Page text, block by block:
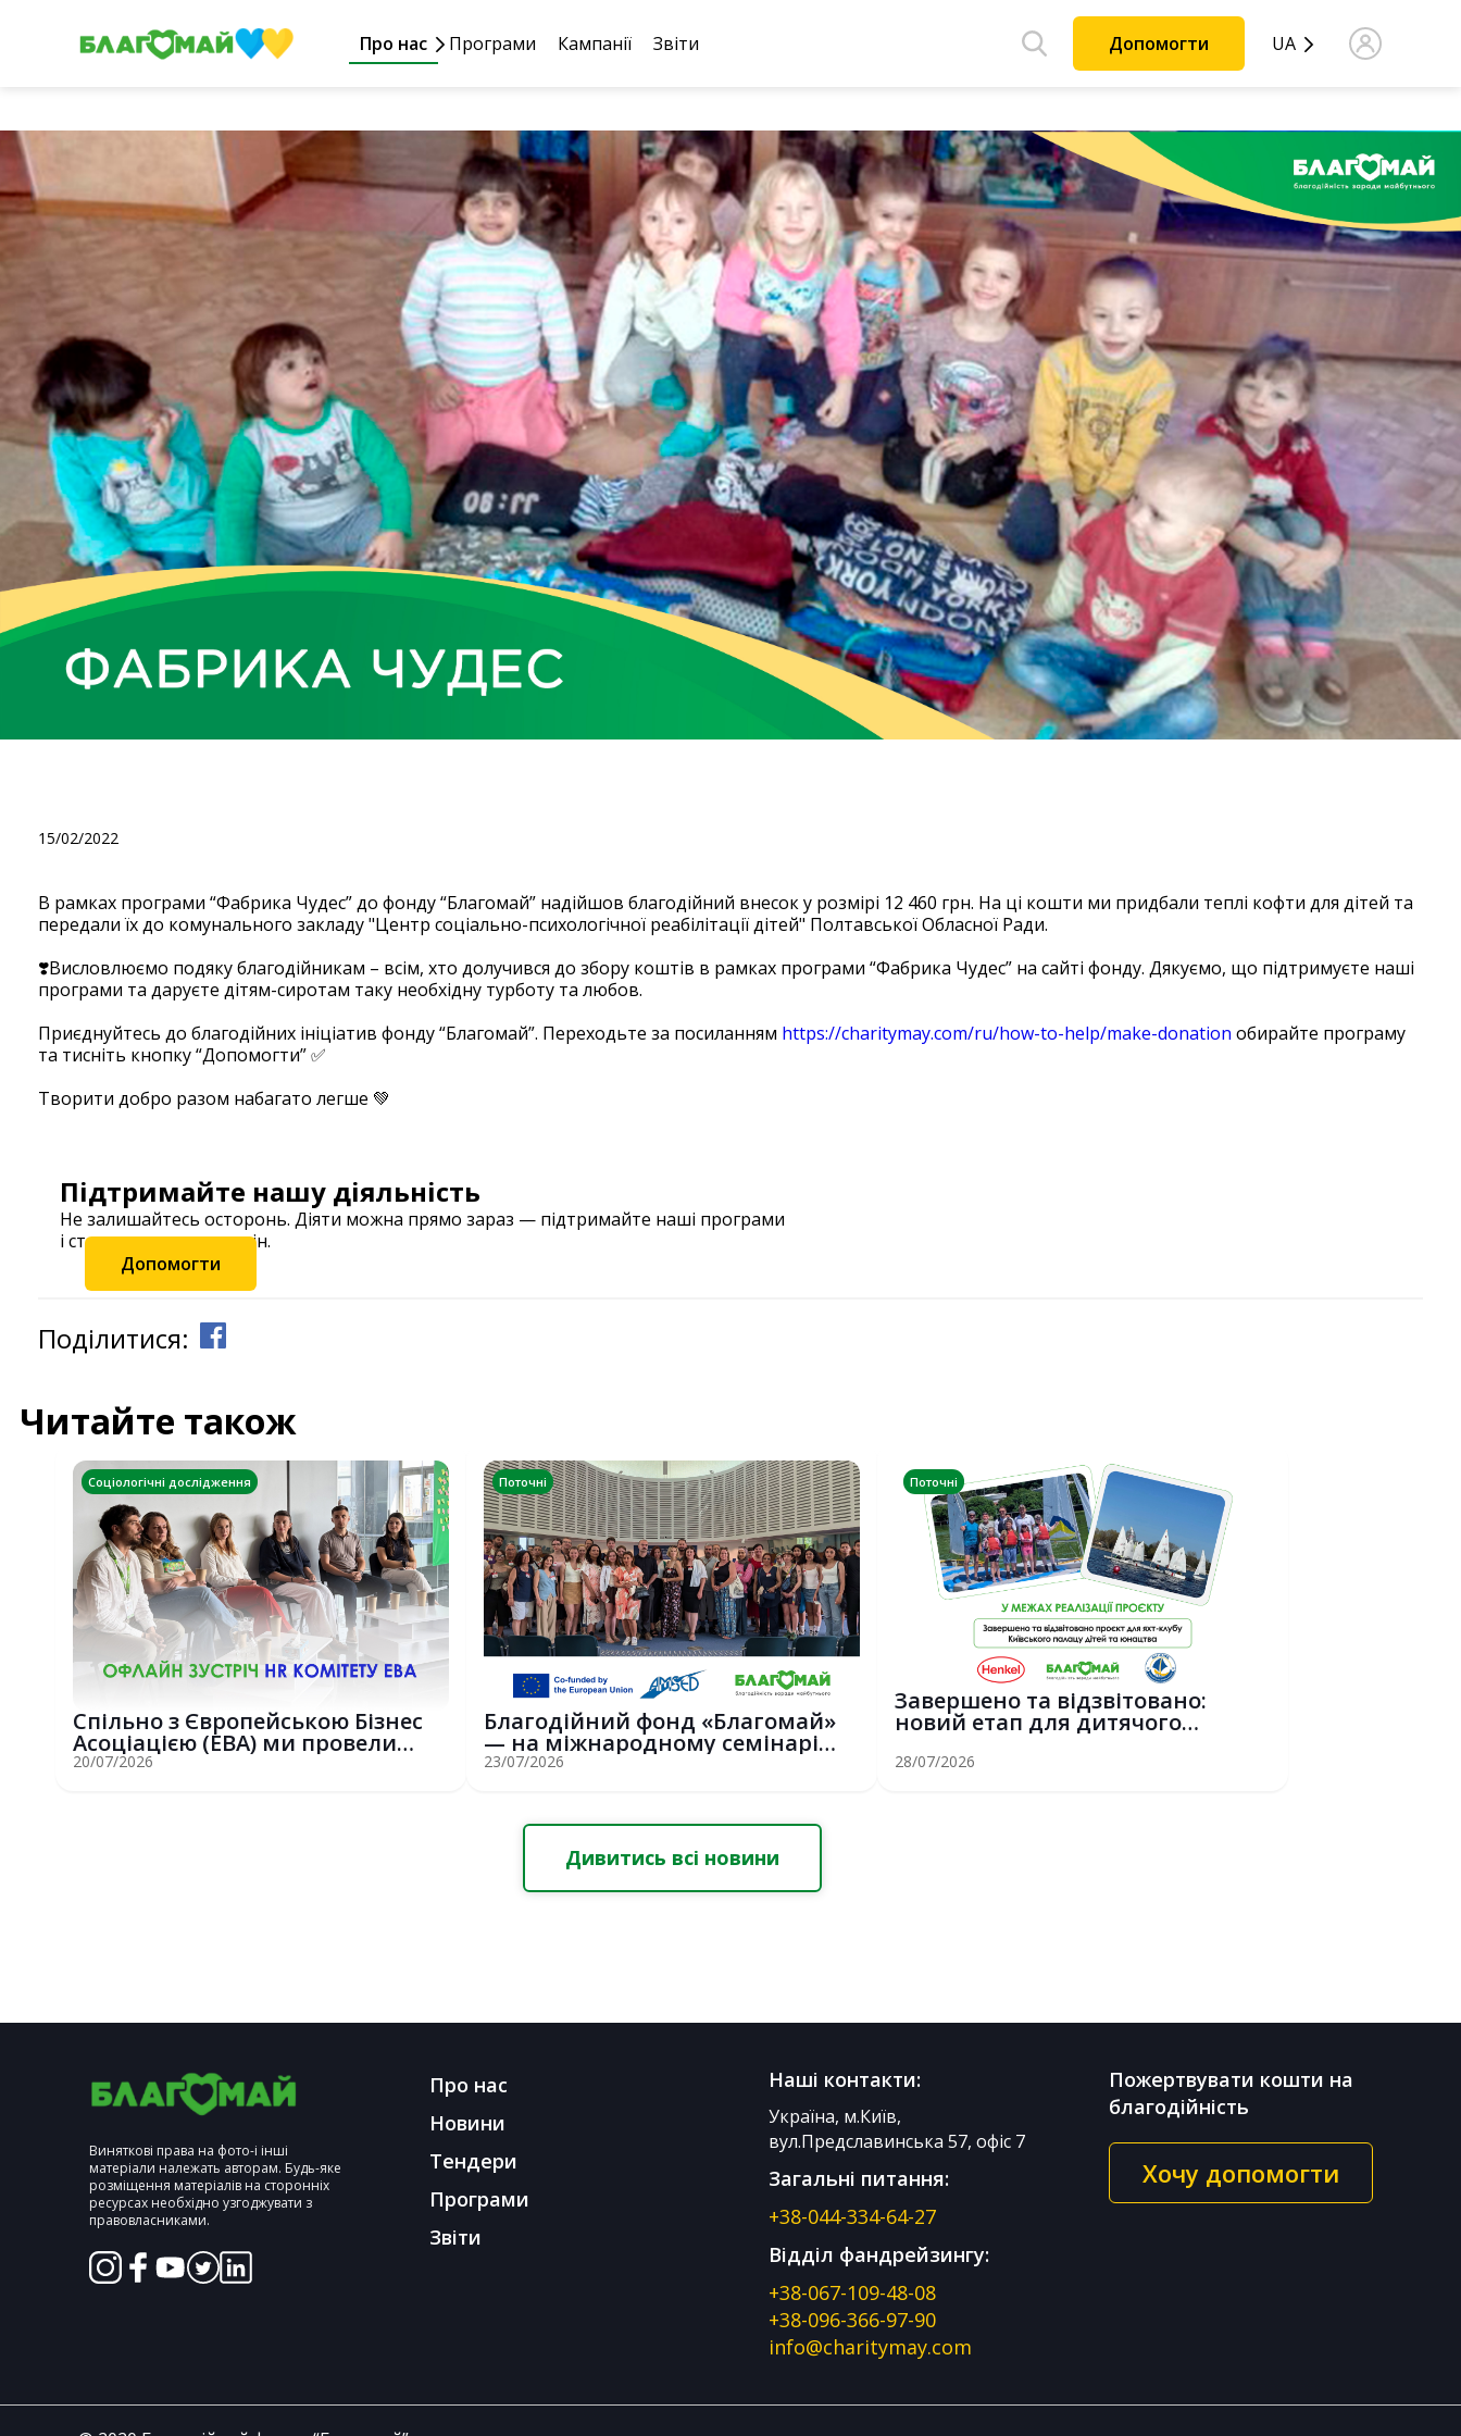
Про нас Програми Кампанії Звіти Допомогти UA
15/02/2022
В рамках програми “Фабрика Чудес” до фонду “Благомай” надійшов благодійний внесок у розмірі 12 460 грн. На ці кошти ми придбали теплі кофти для дітей та
передали їх до комунального закладу "Центр соціально-психологічної реабілітації дітей" Полтавської Обласної Ради.
❣️Висловлюємо подяку благодійникам – всім, хто долучився до збору коштів в рамках програми “Фабрика Чудес” на сайті фонду. Дякуємо, що підтримуєте наші
програми та даруєте дітям-сиротам таку необхідну турботу та любов.
Приєднуйтесь до благодійних ініціатив фонду “Благомай”. Переходьте за посиланням https://charitymay.com/ru/how-to-help/make-donation обирайте програму
та тисніть кнопку “Допомогти” ✅
Творити добро разом набагато легше 💚
Підтримайте нашу діяльність
Не залишайтесь осторонь. Діяти можна прямо зараз — підтримайте наші програми
і станьте частиною змін.
Допомогти
Поділитися:
Читайте також
Соціологічні дослідження
Спільно з Європейською Бізнес
Асоціацією (EBA) ми провели
потужну о...
20/07/2026
Поточні
Благодійний фонд «Благомай»
— на міжнародному семінарі
Erasmus+ у С...
23/07/2026
Поточні
Завершено та відзвітовано:
новий етап для дитячого
28/07/2026
Дивитись всі новини
Виняткові права на фото-і інші
матеріали належать авторам. Будь-яке
розміщення матеріалів на сторонніх
ресурсах необхідно узгоджувати з
правовласниками.
Про нас
Новини
Тендери
Програми
Звіти
Наші контакти:
Україна, м.Київ,
вул.Предславинська 57, офіс 7
Загальні питання:
+38-044-334-64-27
Відділ фандрейзингу:
+38-067-109-48-08
+38-096-366-97-90
info@charitymay.com
Пожертвувати кошти на
благодійність
Хочу допомогти